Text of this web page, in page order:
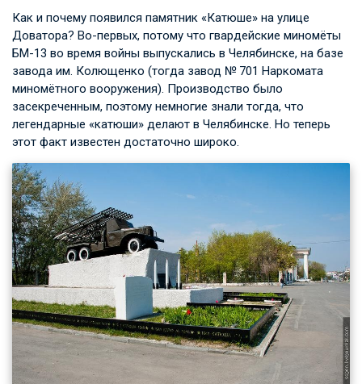
Как и почему появился памятник «Катюше» на улице
Доватора? Во-первых, потому что гвардейские миномёты
БМ-13 во время войны выпускались в Челябинске, на базе
завода им. Колющенко (тогда завод № 701 Наркомата
миномётного вооружения). Производство было
засекреченным, поэтому немногие знали тогда, что
легендарные «катюши» делают в Челябинске. Но теперь
этот факт известен достаточно широко.